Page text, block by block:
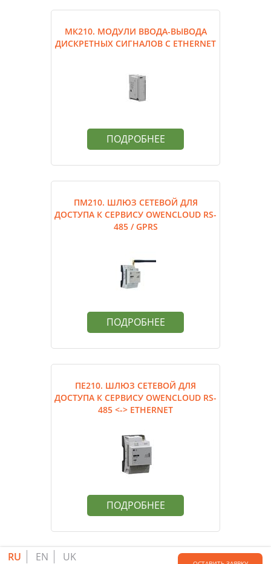
МК210. МОДУЛИ ВВОДА-ВЫВОДА
ДИСКРЕТНЫХ СИГНАЛОВ С ETHERNET
ПОДРОБНЕЕ
ПМ210. ШЛЮЗ СЕТЕВОЙ ДЛЯ
ДОСТУПА К СЕРВИСУ OWENCLOUD RS-
485 / GPRS
ПОДРОБНЕЕ
ПЕ210. ШЛЮЗ СЕТЕВОЙ ДЛЯ
ДОСТУПА К СЕРВИСУ OWENCLOUD RS-
485 <-> ETHERNET
ПОДРОБНЕЕ
RU EN UK